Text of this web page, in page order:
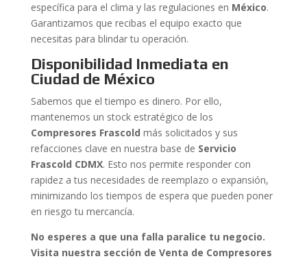
específica para el clima y las regulaciones en México.
Garantizamos que recibas el equipo exacto que
necesitas para blindar tu operación.
Disponibilidad Inmediata en
Ciudad de México
Sabemos que el tiempo es dinero. Por ello,
mantenemos un stock estratégico de los
Compresores Frascold más solicitados y sus
refacciones clave en nuestra base de Servicio
Frascold CDMX. Esto nos permite responder con
rapidez a tus necesidades de reemplazo o expansión,
minimizando los tiempos de espera que pueden poner
en riesgo tu mercancía.
No esperes a que una falla paralice tu negocio.
Visita nuestra sección de Venta de Compresores